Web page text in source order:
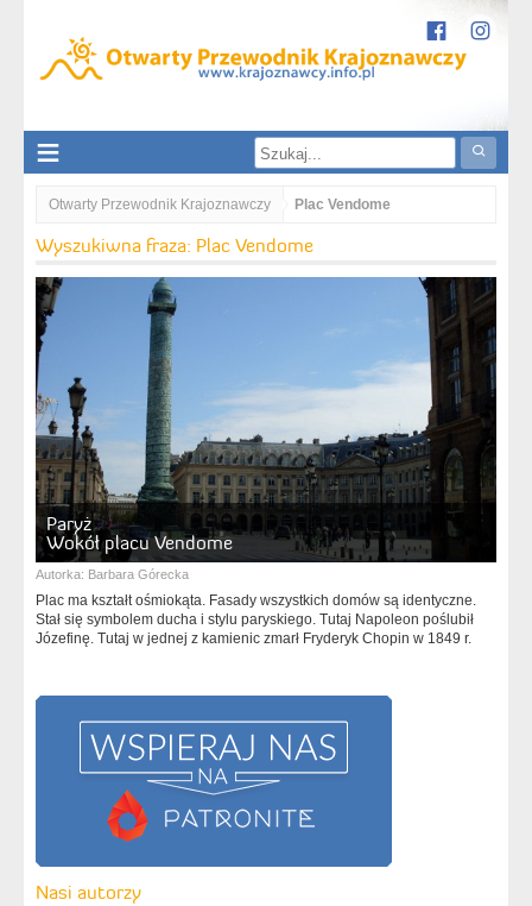
Otwarty Przewodnik Krajoznawczy Plac Vendome
Wyszukiwna fraza: Plac Vendome
Paryż
Wokół placu Vendome
Autorka: Barbara Górecka
Plac ma kształt ośmiokąta. Fasady wszystkich domów są identyczne.
Stał się symbolem ducha i stylu paryskiego. Tutaj Napoleon poślubił
Józefinę. Tutaj w jednej z kamienic zmarł Fryderyk Chopin w 1849 r.
Nasi autorzy